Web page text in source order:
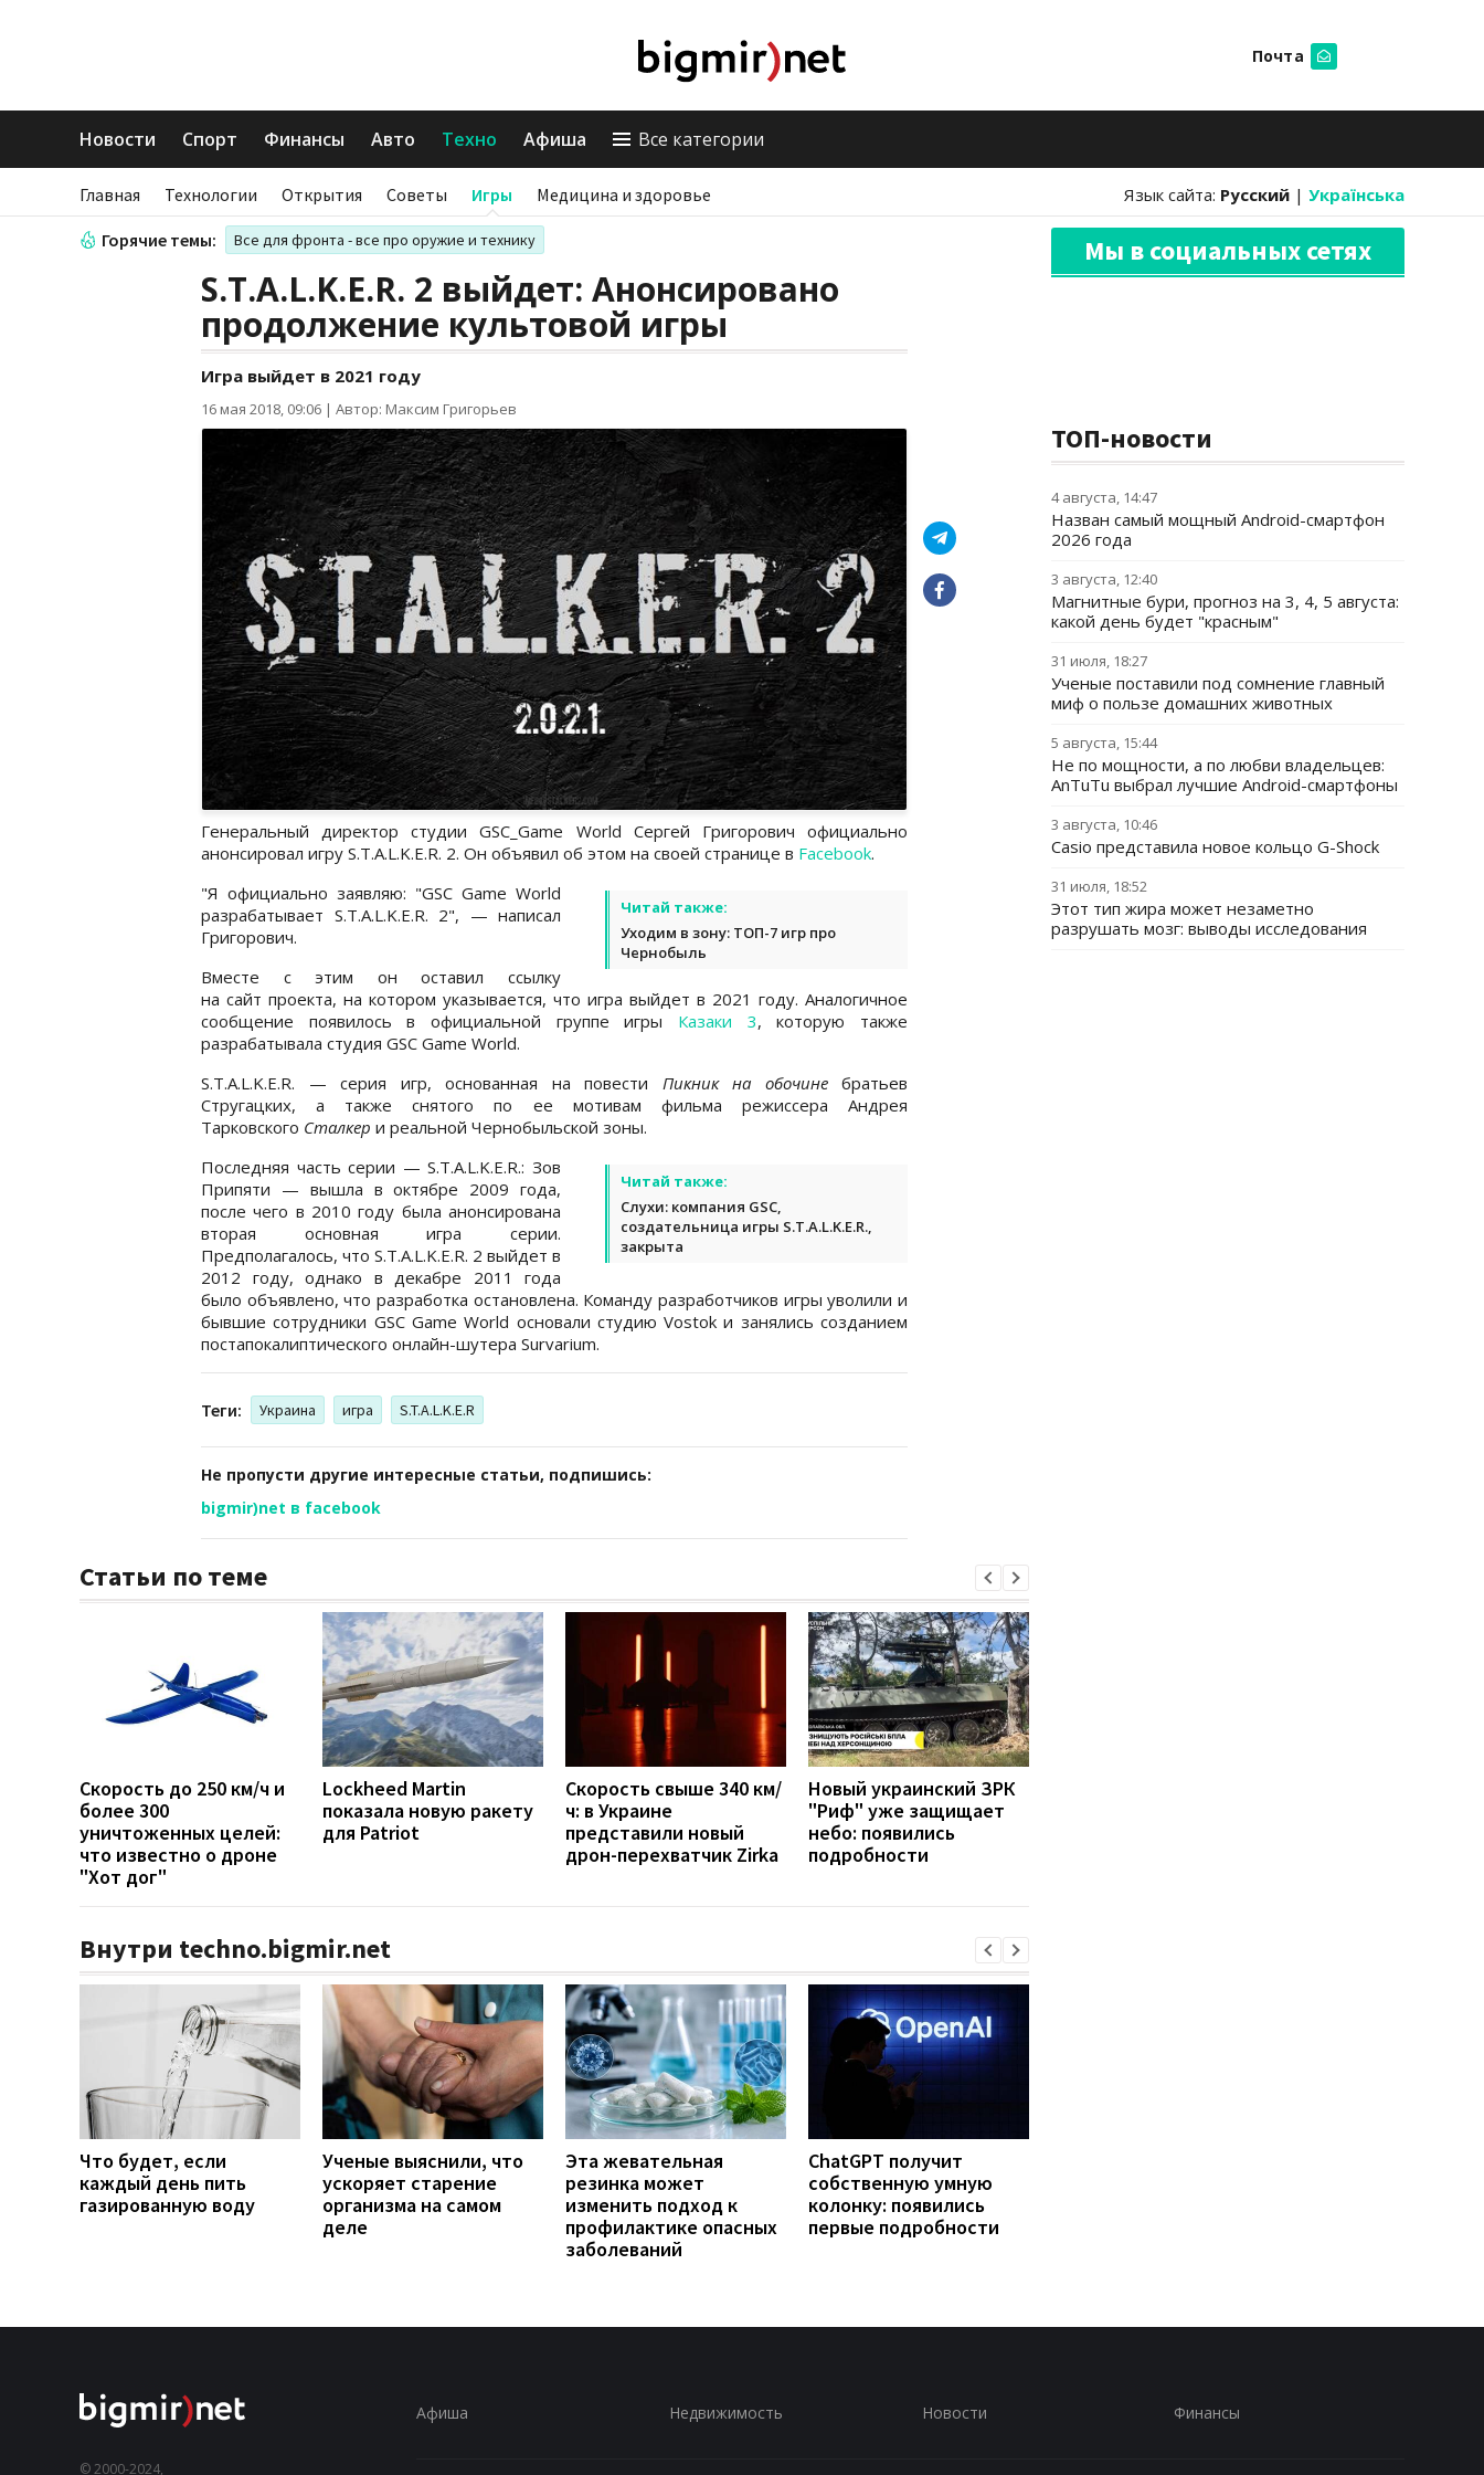
Почта
Новости Спорт Финансы Авто Техно Афиша Все категории
Главная Технологии Открытия Советы Игры Медицина и здоровье Язык сайта: Русский | Українська
Горячие темы: Все для фронта - все про оружие и технику
S.T.A.L.K.E.R. 2 выйдет: Анонсировано
продолжение культовой игры
Игра выйдет в 2021 году
16 мая 2018, 09:06 | Автор: Максим Григорьев
Генеральный директор студии GSC_Game World Сергей Григорович официально
анонсировал игру S.T.A.L.K.E.R. 2. Он объявил об этом на своей странице в Facebook.
Читай также:
Уходим в зону: ТОП-7 игр про
Чернобыль
"Я официально заявляю: "GSC Game World
разрабатывает S.T.A.L.K.E.R. 2", — написал
Григорович.
Вместе с этим он оставил ссылку
на сайт проекта, на котором указывается, что игра выйдет в 2021 году. Аналогичное
сообщение появилось в официальной группе игры Казаки 3, которую также
разрабатывала студия GSC Game World.
S.T.A.L.K.E.R. — серия игр, основанная на повести Пикник на обочинебратьев
Стругацких, а также снятого по ее мотивам фильма режиссера Андрея
Тарковского Сталкер и реальной Чернобыльской зоны.
Читай также:
Слухи: компания GSC,
создательница игры S.T.A.L.K.E.R.,
закрыта
Последняя часть серии — S.T.A.L.K.E.R.: Зов
Припяти — вышла в октябре 2009 года,
после чего в 2010 году была анонсирована
вторая основная игра серии.
Предполагалось, что S.T.A.L.K.E.R. 2 выйдет в
2012 году, однако в декабре 2011 года
было объявлено, что разработка остановлена. Команду разработчиков игры уволили и
бывшие сотрудники GSC Game World основали студию Vostok и занялись созданием
постапокалиптического онлайн-шутера Survarium.
Теги: Украина игра S.T.A.L.K.E.R
Не пропусти другие интересные статьи, подпишись:
bigmir)net в facebook
Статьи по теме
Скорость до 250 км/ч и
более 300
уничтоженных целей:
что известно о дроне
"Хот дог"
Lockheed Martin
показала новую ракету
для Patriot
Скорость свыше 340 км/
ч: в Украине
представили новый
дрон-перехватчик Zirka
Новый украинский ЗРК
"Риф" уже защищает
небо: появились
подробности
Внутри techno.bigmir.net
Что будет, если
каждый день пить
газированную воду
Ученые выяснили, что
ускоряет старение
организма на самом
деле
Эта жевательная
резинка может
изменить подход к
профилактике опасных
заболеваний
ChatGPT получит
собственную умную
колонку: появились
первые подробности
Мы в социальных сетях
ТОП-новости
4 августа, 14:47
Назван самый мощный Android-смартфон
2026 года
3 августа, 12:40
Магнитные бури, прогноз на 3, 4, 5 августа:
какой день будет "красным"
31 июля, 18:27
Ученые поставили под сомнение главный
миф о пользе домашних животных
5 августа, 15:44
Не по мощности, а по любви владельцев:
AnTuTu выбрал лучшие Android-смартфоны
3 августа, 10:46
Casio представила новое кольцо G-Shock
31 июля, 18:52
Этот тип жира может незаметно
разрушать мозг: выводы исследования
© 2000-2024,
Афиша Недвижимость Новости Финансы